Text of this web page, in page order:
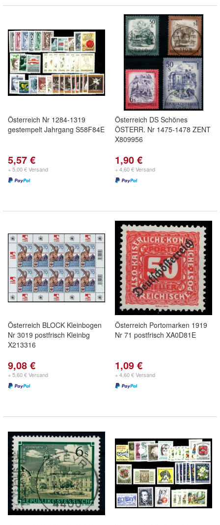
Österreich Nr 1284-1319
gestempelt Jahrgang S58F84E
5,57 €
+ 5,00 € Versand
Österreich DS Schönes
ÖSTERR. Nr 1475-1478 ZENT
X809956
1,90 €
+ 4,60 € Versand
Österreich BLOCK Kleinbogen
Nr 3019 postfrisch Kleinbg
X213316
9,08 €
+ 5,60 € Versand
Österreich Portomarken 1919
Nr 71 postfrisch XA0D81E
1,09 €
+ 4,60 € Versand